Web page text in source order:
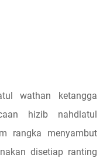
wathan ketangga
hizib nahdlatul
rangka menyambut
disetiap ranting